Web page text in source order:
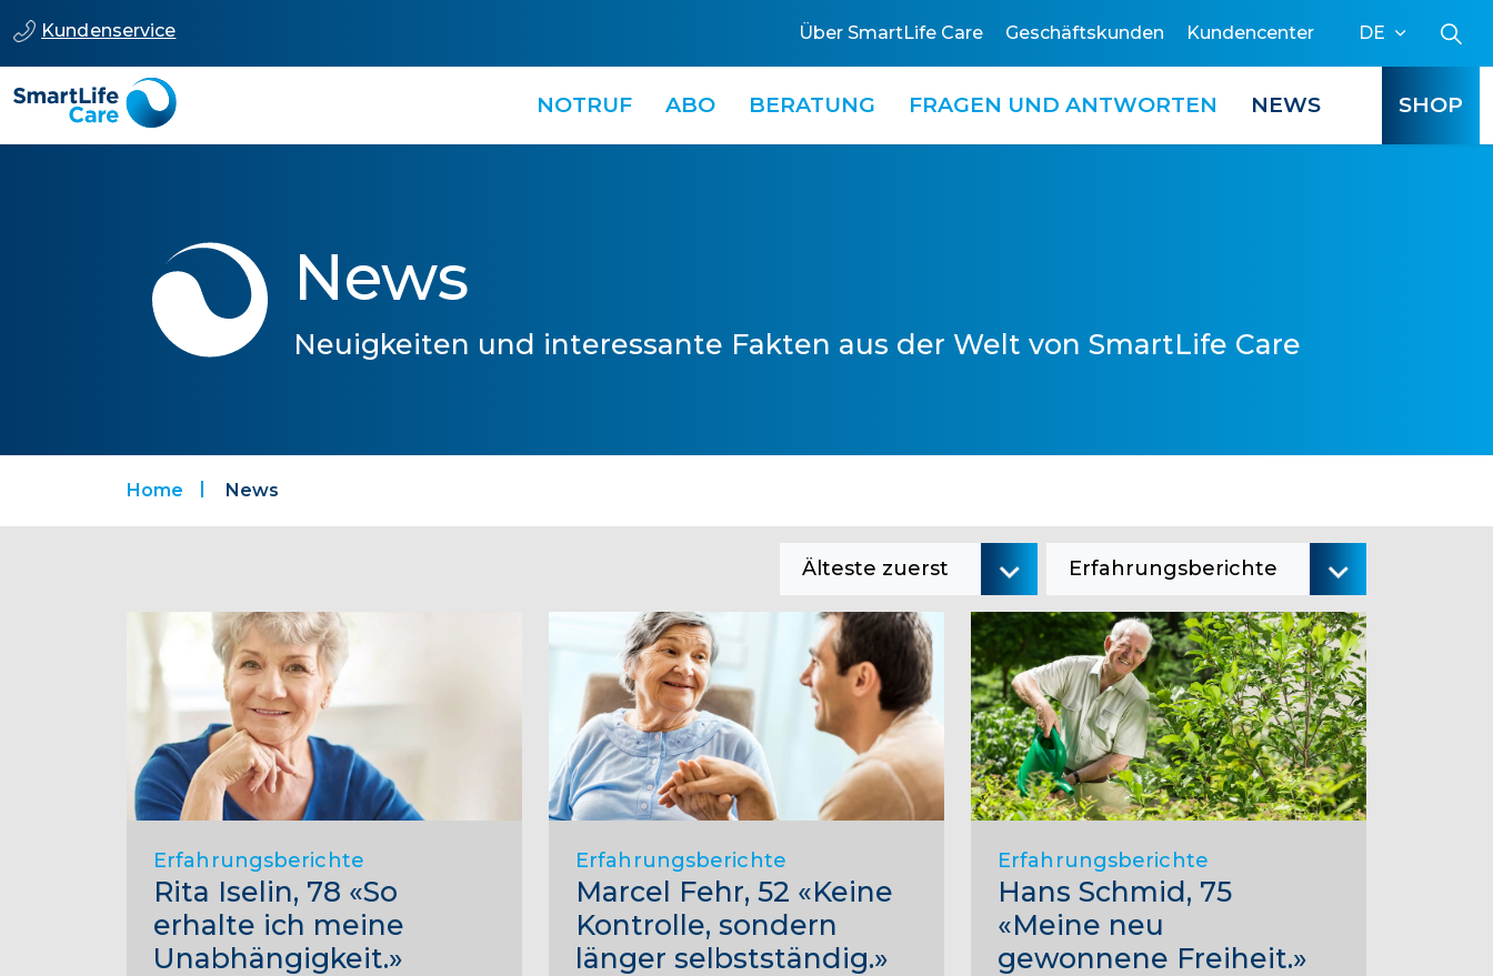
Kundenservice Über SmartLife Care Geschäftskunden Kundencenter DE
NOTRUF ABO BERATUNG FRAGEN UND ANTWORTEN NEWS SHOP
News
Neuigkeiten und interessante Fakten aus der Welt von SmartLife Care
Home News
Erfahrungsberichte
Älteste zuerst
Erfahrungsberichte
Rita Iselin, 78 «So
erhalte ich meine
Unabhängigkeit.»
Erfahrungsberichte
Marcel Fehr, 52 «Keine
Kontrolle, sondern
länger selbstständig.»
Erfahrungsberichte
Hans Schmid, 75
«Meine neu
gewonnene Freiheit.»